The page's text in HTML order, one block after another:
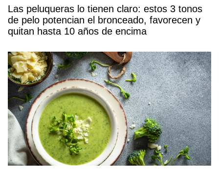
Las peluqueras lo tienen claro: estos 3 tonos
de pelo potencian el bronceado, favorecen y
quitan hasta 10 años de encima